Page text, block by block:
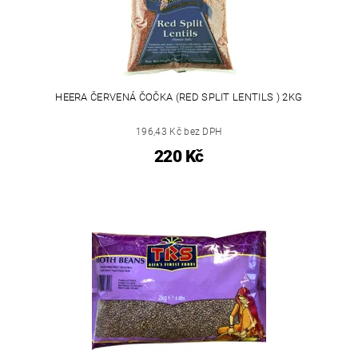
HEERA ČERVENÁ ČOČKA (RED SPLIT LENTILS ) 2KG
196,43 Kč bez DPH
220 Kč